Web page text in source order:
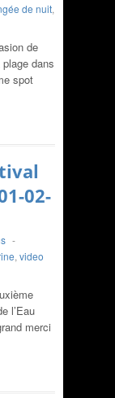
de nuit,
de
dans
spot
02-
-
, video
l’Eau
merci